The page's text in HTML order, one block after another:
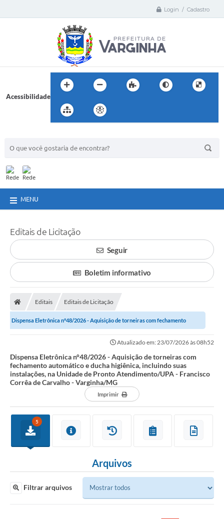
Login / Cadastro
Acessibilidade
MENU
Editais de Licitação
Seguir
Boletim informativo
Editais Editais de Licitação
Dispensa Eletrônica n°48/2026 - Aquisição de torneiras com fechamento
Atualizado em: 23/07/2026 às 08h52
Dispensa Eletrônica n°48/2026 - Aquisição de torneiras com
fechamento automático e ducha higiênica, incluindo suas
instalações, na Unidade de Pronto Atendimento/UPA - Francisco
Corrêa de Carvalho - Varginha/MG
Imprimir
5
Arquivos
Filtrar arquivos